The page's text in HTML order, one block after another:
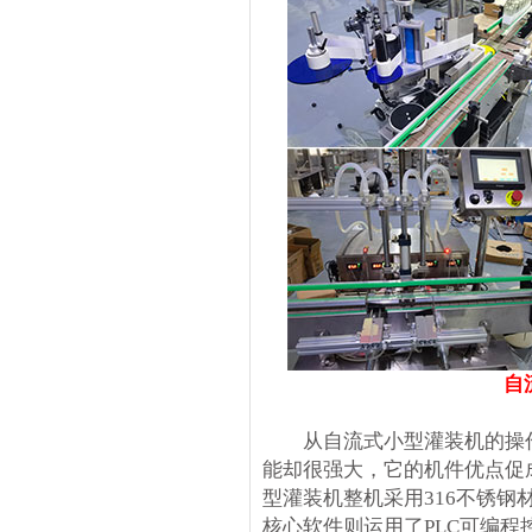
自
从自流式小型灌装机的操
能却很强大，它的机件优点
型灌装机整机采用316不锈钢
核心软件则运用了PLC可编